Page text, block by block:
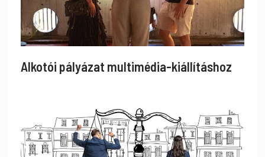
Alkotói pályázat multimédia-kiállításhoz